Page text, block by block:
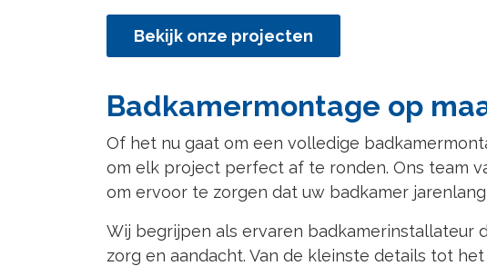
Bekijk onze projecten
Badkamermontage op
Of het nu gaat om een volledige
om elk project perfect af te ronden. Ons team
om ervoor te zorgen dat uw badkamer
Wij begrijpen als ervaren badkamerinstallateur
zorg en aandacht. Van de kleinste details tot